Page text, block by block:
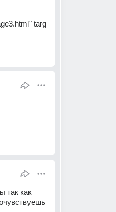
targ
так как